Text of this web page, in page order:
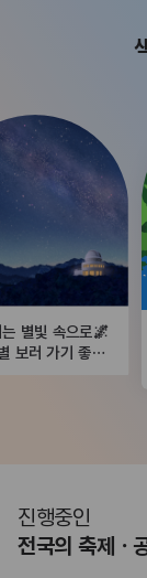
별빛 속으로🌌
보러 가기 좋은
진행중인
전국의 축제ㆍ